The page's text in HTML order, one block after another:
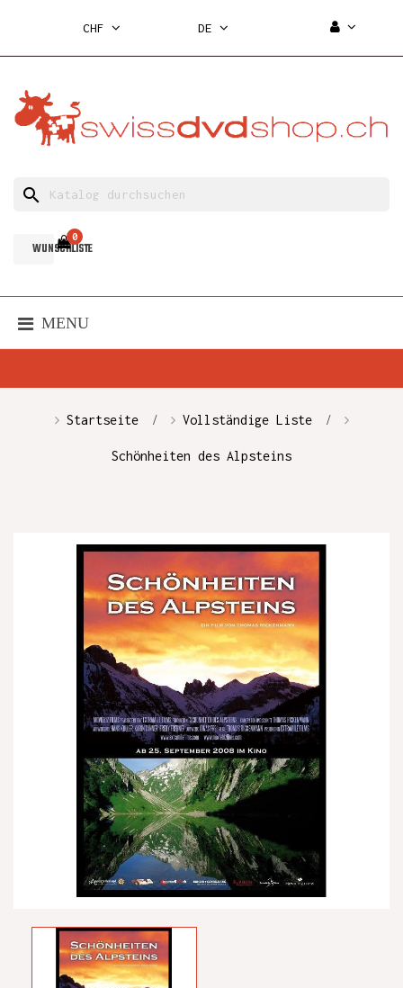
CHF DE
search
WUNSCHLISTE
0
MENU
Startseite Vollständige Liste
Schönheiten des Alpsteins